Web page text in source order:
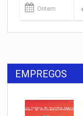
Ontem
EMPREGOS